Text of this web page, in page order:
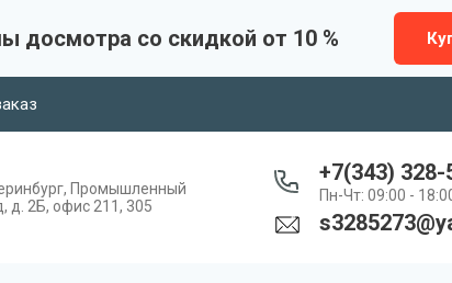
досмотра со скидкой от 10 %
Промышленный
д. 2Б, офис 211, 305
+7(343) 328-
Пн-Чт: 09:00 -